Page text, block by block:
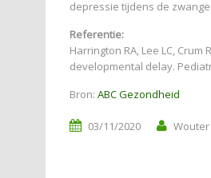
depressie tijdens de
Referentie:
Harrington RA, Lee LC,
developmental delay.
Bron: ABC Gezondheid
03/11/2020 Wouter